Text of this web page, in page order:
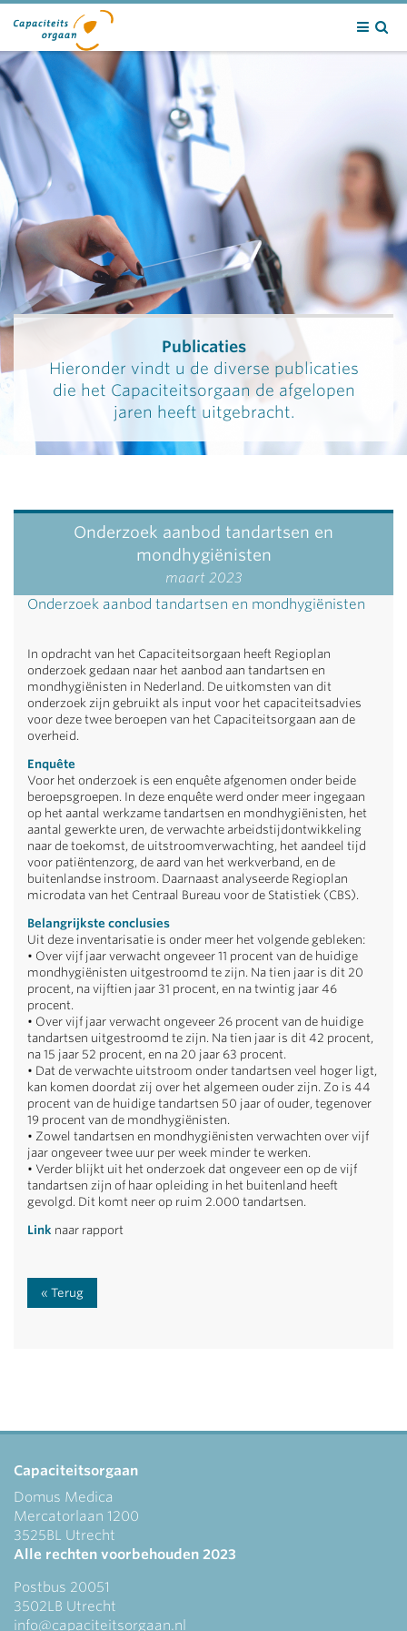
Publicaties
Hieronder vindt u de diverse publicaties
die het Capaciteitsorgaan de afgelopen
jaren heeft uitgebracht.
Onderzoek aanbod tandartsen en
mondhygiënisten
maart 2023
Onderzoek aanbod tandartsen en mondhygiënisten
In opdracht van het Capaciteitsorgaan heeft Regioplan
onderzoek gedaan naar het aanbod aan tandartsen en
mondhygiënisten in Nederland. De uitkomsten van dit
onderzoek zijn gebruikt als input voor het capaciteitsadvies
voor deze twee beroepen van het Capaciteitsorgaan aan de
overheid.
Enquête
Voor het onderzoek is een enquête afgenomen onder beide
beroepsgroepen. In deze enquête werd onder meer ingegaan
op het aantal werkzame tandartsen en mondhygiënisten, het
aantal gewerkte uren, de verwachte arbeidstijdontwikkeling
naar de toekomst, de uitstroomverwachting, het aandeel tijd
voor patiëntenzorg, de aard van het werkverband, en de
buitenlandse instroom. Daarnaast analyseerde Regioplan
microdata van het Centraal Bureau voor de Statistiek (CBS).
Belangrijkste conclusies
Uit deze inventarisatie is onder meer het volgende gebleken:
• Over vijf jaar verwacht ongeveer 11 procent van de huidige
mondhygiënisten uitgestroomd te zijn. Na tien jaar is dit 20
procent, na vijftien jaar 31 procent, en na twintig jaar 46
procent.
• Over vijf jaar verwacht ongeveer 26 procent van de huidige
tandartsen uitgestroomd te zijn. Na tien jaar is dit 42 procent,
na 15 jaar 52 procent, en na 20 jaar 63 procent.
• Dat de verwachte uitstroom onder tandartsen veel hoger ligt,
kan komen doordat zij over het algemeen ouder zijn. Zo is 44
procent van de huidige tandartsen 50 jaar of ouder, tegenover
19 procent van de mondhygiënisten.
• Zowel tandartsen en mondhygiënisten verwachten over vijf
jaar ongeveer twee uur per week minder te werken.
• Verder blijkt uit het onderzoek dat ongeveer een op de vijf
tandartsen zijn of haar opleiding in het buitenland heeft
gevolgd. Dit komt neer op ruim 2.000 tandartsen.
Link naar rapport
Terug
Capaciteitsorgaan
Domus Medica
Mercatorlaan 1200
3525BL Utrecht
Alle rechten voorbehouden 2023
Postbus 20051
3502LB Utrecht
info@capaciteitsorgaan.nl